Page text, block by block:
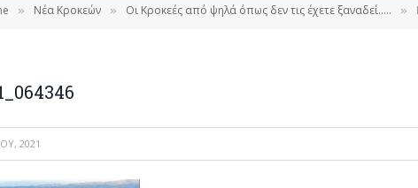
» Νέα Κροκεών » Οι Κροκεές από ψηλά όπως δεν τις έχετε ξαναδεί….. »
2021